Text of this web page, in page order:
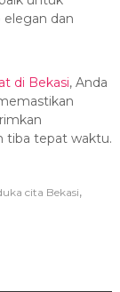
dan
di Bekasi, Anda
tiba tepat waktu.
cita Bekasi,